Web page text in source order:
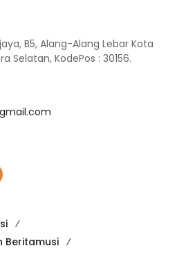
B5, Alang-Alang Lebar Kota
Selatan, KodePos : 30156.
Beritamusi